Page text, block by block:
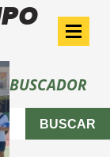
BUSCADOR
BUSCAR